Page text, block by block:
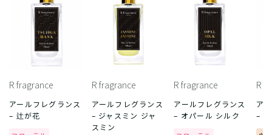
R fragrance
アールフレグランス
– 辻が花
R fragrance
アールフレグランス
– ジャスミン ジャ
スミン
R fragrance
アールフレグランス
– オパール シルク
R
ア
–